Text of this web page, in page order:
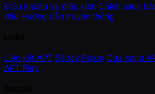
Điều khoản và điều kiện Chính sách
đấu Hướng dẫn truyền thông
Liên kết APT Sổ tay Poker Cửa hàng
APT Play